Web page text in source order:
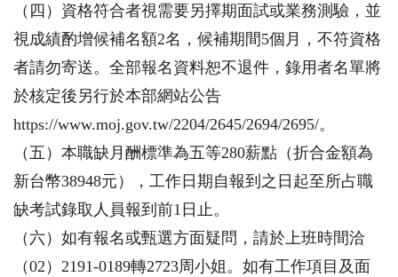
（四）資格符合者視需要另擇期面試或業務測驗，並
視成績酌增候補名額2名，候補期間5個月，不符資格
者請勿寄送。全部報名資料恕不退件，錄用者名單將
於核定後另行於本部網站公告
https://www.moj.gov.tw/2204/2645/2694/2695/。
（五）本職缺月酬標準為五等280薪點（折合金額為
新台幣38948元），工作日期自報到之日起至所占職
缺考試錄取人員報到前1日止。
（六）如有報名或甄選方面疑問，請於上班時間洽
（02）2191-0189轉2723周小姐。如有工作項目及面